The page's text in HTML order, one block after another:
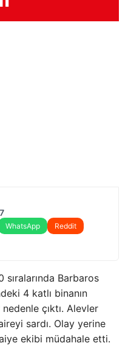
WhatsApp
Reddit
Barbaros
4 katlı binanın
çıktı. Alevler
sardı. Olay yerine
ekibi müdahale etti.